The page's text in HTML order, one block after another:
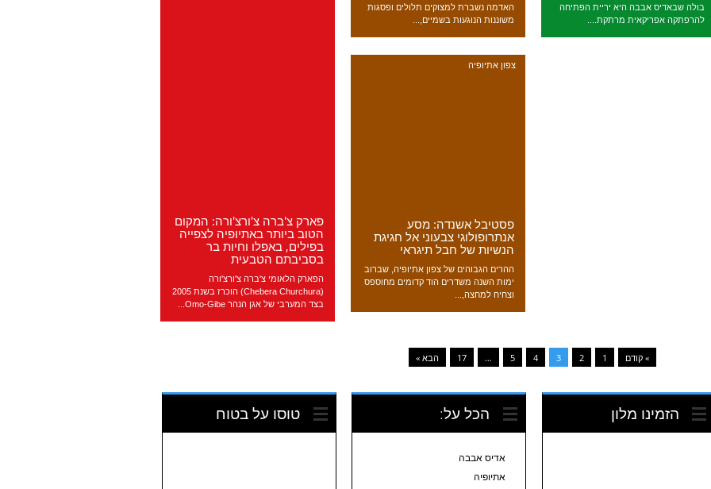
האדמה נשברת למצוקים תלולים ופסגות
משוננות הנוגעות בשמיים,...
בולה שבאדיס אבבה היא יריית הפתיחה
להרפתקה אפריקאית מרתקת....
פארק צ'ברה צ'ורצ'ורה: המקום
הטוב ביותר באתיופיה לצפייה
בפילים, באפלו וחיות בר
בסביבתם הטבעית
הפארק הלאומי צ'ברה צ'ורצ'ורה
(Chebera Churchura) הוכרז בשנת 2005
בצד המערבי של אגן הנהר Omo-Gibe...
צפון אתיופיה
פסטיבל אשנדה: מסע
אנתרופולוגי צבעוני אל חגיגת
הנשיות של חבל תיגראי
ההרים הגבוהים של צפון אתיופיה, שברוב
ימות השנה משדרים הוד קדומים מחוספס
וצחיח למחצה,...
» קודם 1
2
3
4
5
…
17 הבא »
הזמינו מלון הכל על:
אדיס אבבה
אתיופיה
טוסו על בטוח